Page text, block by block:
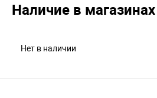
Наличие в магазинах
Нет в наличии